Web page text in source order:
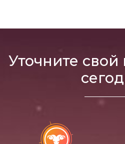
Уточните свой